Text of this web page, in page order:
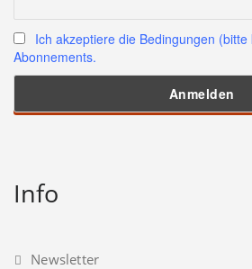
Ich akzeptiere die Bedingungen
Abonnements.
Info
Newsletter